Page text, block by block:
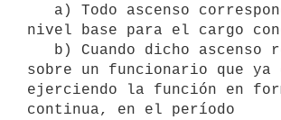
nivel base para el cargo
sobre un funcionario que ya
ejerciendo la función en
continua, en el período